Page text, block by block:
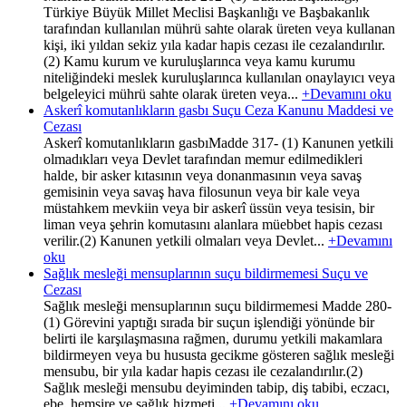
Türkiye Büyük Millet Meclisi Başkanlığı ve Başbakanlık
tarafından kullanılan mührü sahte olarak üreten veya kullanan
kişi, iki yıldan sekiz yıla kadar hapis cezası ile cezalandırılır.
(2) Kamu kurum ve kuruluşlarınca veya kamu kurumu
niteliğindeki meslek kuruluşlarınca kullanılan onaylayıcı veya
belgeleyici mührü sahte olarak üreten veya... +Devamını oku
Askerî komutanlıkların gasbı Suçu Ceza Kanunu Maddesi ve
Cezası
Askerî komutanlıkların gasbıMadde 317- (1) Kanunen yetkili
olmadıkları veya Devlet tarafından memur edilmedikleri
halde, bir asker kıtasının veya donanmasının veya savaş
gemisinin veya savaş hava filosunun veya bir kale veya
müstahkem mevkiin veya bir askerî üssün veya tesisin, bir
liman veya şehrin komutasını alanlara müebbet hapis cezası
verilir.(2) Kanunen yetkili olmaları veya Devlet... +Devamını
oku
Sağlık mesleği mensuplarının suçu bildirmemesi Suçu ve
Cezası
Sağlık mesleği mensuplarının suçu bildirmemesi Madde 280-
(1) Görevini yaptığı sırada bir suçun işlendiği yönünde bir
belirti ile karşılaşmasına rağmen, durumu yetkili makamlara
bildirmeyen veya bu hususta gecikme gösteren sağlık mesleği
mensubu, bir yıla kadar hapis cezası ile cezalandırılır.(2)
Sağlık mesleği mensubu deyiminden tabip, diş tabibi, eczacı,
ebe, hemşire ve sağlık hizmeti... +Devamını oku